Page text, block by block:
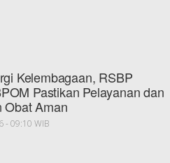
Kelembagaan, RSBP
Pastikan Pelayanan dan
Obat Aman
- 09:10 WIB